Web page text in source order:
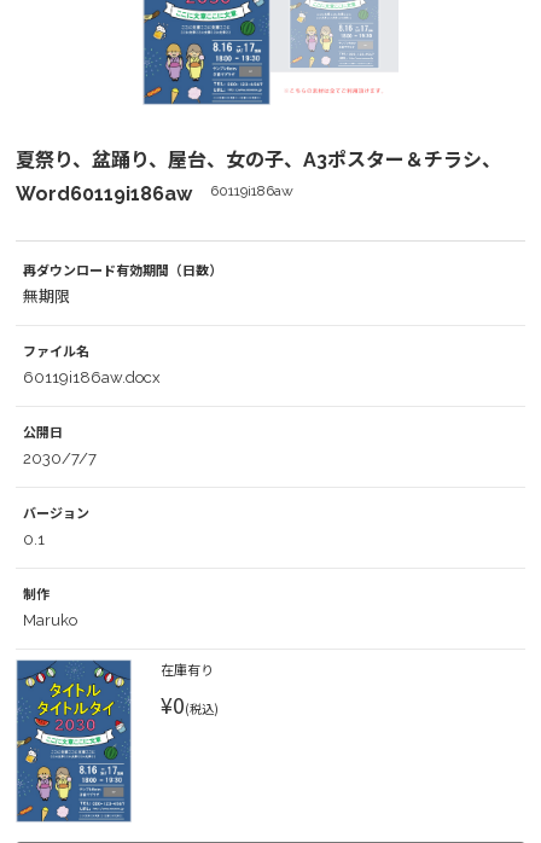
夏祭り、盆踊り、屋台、女の子、A3ポスター＆チラシ、
Word60119i186aw
60119i186aw
再ダウンロード有効期間（日数）
無期限
ファイル名
60119i186aw.docx
公開日
2030/7/7
バージョン
0.1
制作
Maruko
在庫有り
¥0(税込)